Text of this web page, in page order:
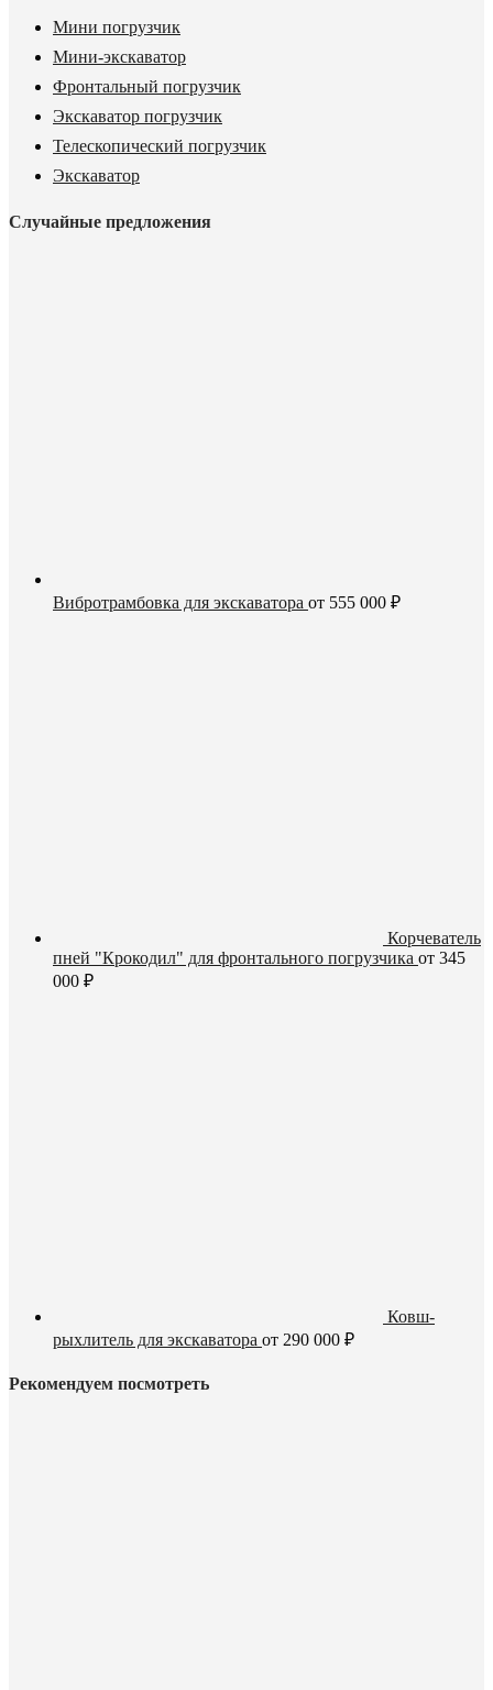
Мини погрузчик
Мини-экскаватор
Фронтальный погрузчик
Экскаватор погрузчик
Телескопический погрузчик
Экскаватор
Случайные предложения
Вибротрамбовка для экскаватора от 555 000 ₽
Корчеватель
пней "Крокодил" для фронтального погрузчика от 345
000 ₽
Ковш-
рыхлитель для экскаватора от 290 000 ₽
Рекомендуем посмотреть